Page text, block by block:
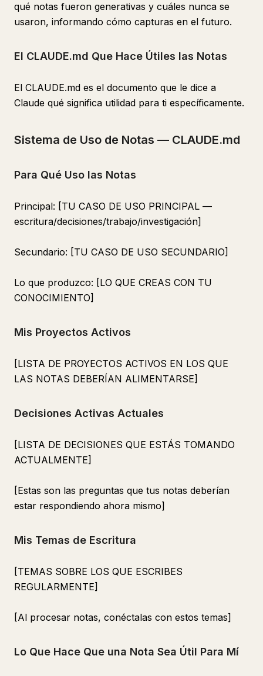
qué notas fueron generativas y cuáles nunca se
usaron, informando cómo capturas en el futuro.
El CLAUDE.md Que Hace Útiles las Notas
El CLAUDE.md es el documento que le dice a
Claude qué significa utilidad para ti específicamente.
Sistema de Uso de Notas — CLAUDE.md
Para Qué Uso las Notas
Principal: [TU CASO DE USO PRINCIPAL —
escritura/decisiones/trabajo/investigación]
Secundario: [TU CASO DE USO SECUNDARIO]
Lo que produzco: [LO QUE CREAS CON TU
CONOCIMIENTO]
Mis Proyectos Activos
[LISTA DE PROYECTOS ACTIVOS EN LOS QUE
LAS NOTAS DEBERÍAN ALIMENTARSE]
Decisiones Activas Actuales
[LISTA DE DECISIONES QUE ESTÁS TOMANDO
ACTUALMENTE]
[Estas son las preguntas que tus notas deberían
estar respondiendo ahora mismo]
Mis Temas de Escritura
[TEMAS SOBRE LOS QUE ESCRIBES
REGULARMENTE]
[Al procesar notas, conéctalas con estos temas]
Lo Que Hace Que una Nota Sea Útil Para Mí